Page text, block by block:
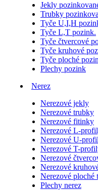
Jekly
Trubky
Tyče U,I,H
Tyče L,T pozink.
Tyče čtvercové
Tyče kruhové
Tyče ploché
Plechy pozink
Nerez
Nerezové jekly
Nerezové trubky
Nerezové fitinky
Nerezové L-
Nerezové U-
Nerezové T-
Nerezové
Nerezové
Nerezové ploché
Plechy nerez